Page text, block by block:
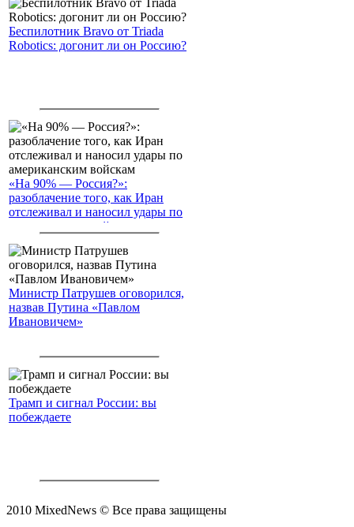
Беспилотник Bravo от Triada
Robotics: догонит ли он Россию?
«На 90% — Россия?»:
разоблачение того, как Иран
отслеживал и наносил удары по
американским войскам
Министр Патрушев оговорился,
назвав Путина «Павлом
Ивановичем»
Трамп и сигнал России: вы
побеждаете
2010 MixedNews © Все права защищены